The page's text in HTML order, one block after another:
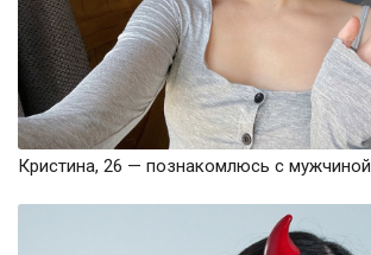
Кристина, 26 — познакомлюсь с мужчиной